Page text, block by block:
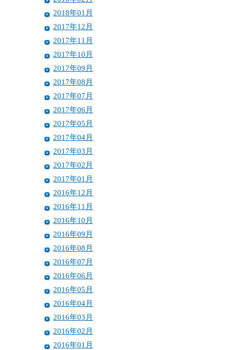
2018年01月
2017年12月
2017年11月
2017年10月
2017年09月
2017年08月
2017年07月
2017年06月
2017年05月
2017年04月
2017年03月
2017年02月
2017年01月
2016年12月
2016年11月
2016年10月
2016年09月
2016年08月
2016年07月
2016年06月
2016年05月
2016年04月
2016年03月
2016年02月
2016年01月